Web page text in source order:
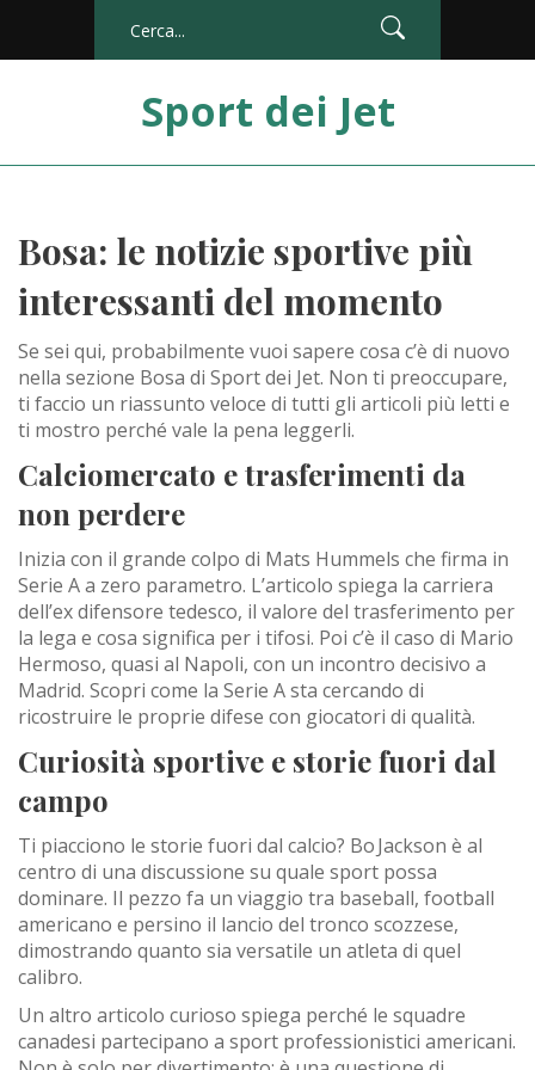
Sport dei Jet
Bosa: le notizie sportive più
interessanti del momento
Se sei qui, probabilmente vuoi sapere cosa c’è di nuovo
nella sezione Bosa di Sport dei Jet. Non ti preoccupare,
ti faccio un riassunto veloce di tutti gli articoli più letti e
ti mostro perché vale la pena leggerli.
Calciomercato e trasferimenti da
non perdere
Inizia con il grande colpo di Mats Hummels che firma in
Serie A a zero parametro. L’articolo spiega la carriera
dell’ex difensore tedesco, il valore del trasferimento per
la lega e cosa significa per i tifosi. Poi c’è il caso di Mario
Hermoso, quasi al Napoli, con un incontro decisivo a
Madrid. Scopri come la Serie A sta cercando di
ricostruire le proprie difese con giocatori di qualità.
Curiosità sportive e storie fuori dal
campo
Ti piacciono le storie fuori dal calcio? Bo Jackson è al
centro di una discussione su quale sport possa
dominare. Il pezzo fa un viaggio tra baseball, football
americano e persino il lancio del tronco scozzese,
dimostrando quanto sia versatile un atleta di quel
calibro.
Un altro articolo curioso spiega perché le squadre
canadesi partecipano a sport professionistici americani.